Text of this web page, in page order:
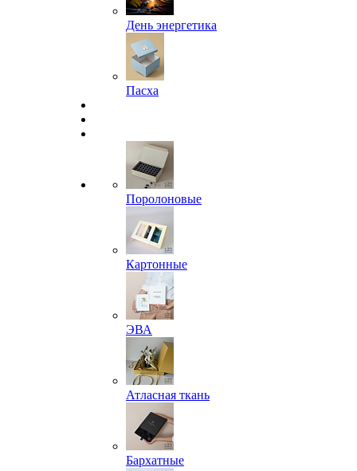
День энергетика
Пасха
Поролоновые
Картонные
ЭВА
Атласная ткань
Бархатные